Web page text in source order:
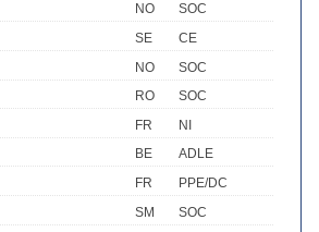
NO
SOC
SE
CE
NO
SOC
RO
SOC
FR
NI
BE
ADLE
FR
PPE/DC
SM
SOC